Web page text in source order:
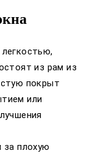
из рам из
покрыт
или
за плохую